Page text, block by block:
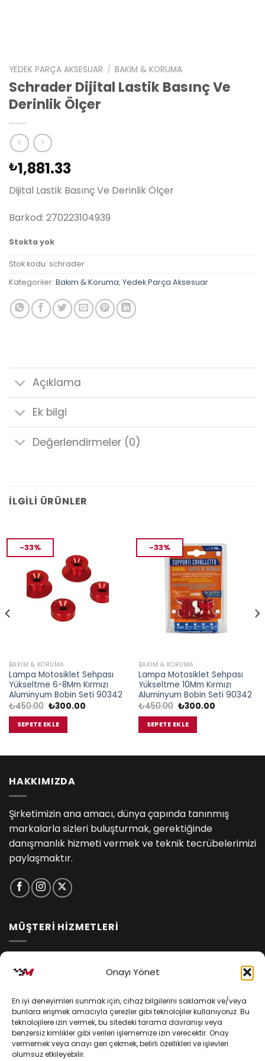
Onayı Yönet
En iyi deneyimleri sunmak için, cihaz bilgilerini saklamak ve/veya
bunlara erişmek amacıyla çerezler gibi teknolojiler kullanıyoruz. Bu
teknolojilere izin vermek, bu sitedeki tarama davranışı veya
benzersiz kimlikler gibi verileri işlememize izin verecektir. Onay
vermemek veya onayı geri çekmek, belirli özellikleri ve işlevleri
olumsuz etkileyebilir.
YEDEK PARÇA AKSESUAR / BAKIM & KORUMA
Schrader Dijital Lastik Basınç Ve
Derinlik Ölçer
₺1,881.33
Dijital Lastik Basınç Ve Derinlik Ölçer
Barkod: 270223104939
Stokta yok
Stok kodu: schrader
Kategoriler: Bakım & Koruma, Yedek Parça Aksesuar
Açıklama
Ek bilgi
Değerlendirmeler (0)
İLGILI ÜRÜNLER
-33%
BAKIM & KORUMA
Lampa Motosiklet Sehpası
Yükseltme 6-8Mm Kırmızı
Aluminyum Bobin Seti 90342
₺450.00 Orijinal
₺450.00.
₺300.00Şu
SEPETE EKLE
-33%
BAKIM & KORUMA
Lampa Motosiklet Sehpası
Yükseltme 10Mm Kırmızı
Aluminyum Bobin Seti 90342
₺450.00 Orijinal
₺450.00.
₺300.00Şu
SEPETE EKLE
HAKKIMIZDA
Şirketimizin ana amacı, dünya çapında tanınmış
markalarla sizleri buluşturmak, gerektiğinde
danışmanlık hizmeti vermek ve teknik tecrübelerimizi
paylaşmaktır.
MÜŞTERİ HİZMETLERİ
Kişisel Verilerin Korunması
Mesafeli Satış Sözleşmesi